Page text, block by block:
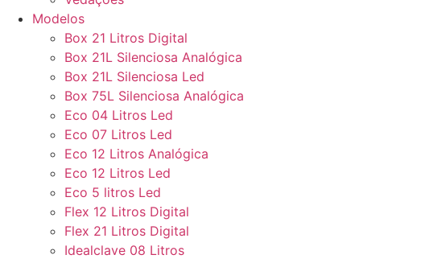
Modelos
Box 21 Litros Digital
Box 21L Silenciosa Analógica
Box 21L Silenciosa Led
Box 75L Silenciosa Analógica
Eco 04 Litros Led
Eco 07 Litros Led
Eco 12 Litros Analógica
Eco 12 Litros Led
Eco 5 litros Led
Flex 12 Litros Digital
Flex 21 Litros Digital
Idealclave 08 Litros